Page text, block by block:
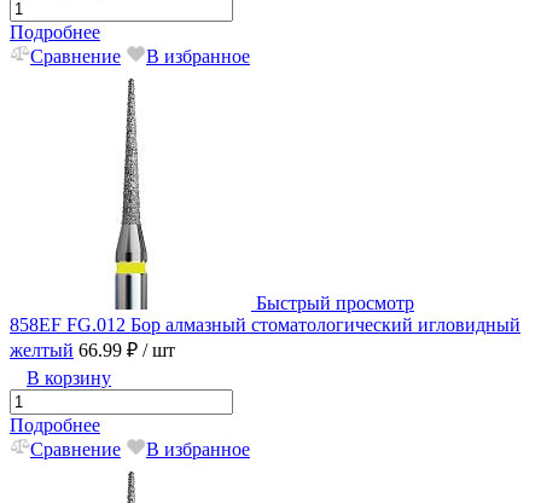
Подробнее
Сравнение
В избранное
Быстрый просмотр
858EF FG.012 Бор алмазный стоматологический игловидный
желтый 66.99 ₽ / шт
В корзину
Подробнее
Сравнение
В избранное